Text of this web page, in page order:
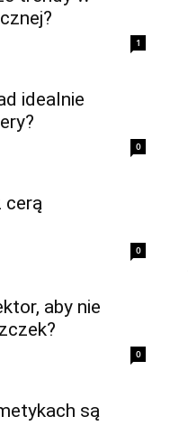
1
idealnie
0
cerą
0
aby nie
0
są